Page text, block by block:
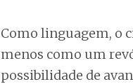
Como linguagem, o
menos como um
possibilidade de